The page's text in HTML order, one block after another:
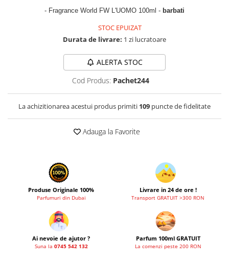
Cadouri pentru EL
Athoor Al Alam
Fragrance World
Frederic Patric
French Avenue
- Fragrance World FW L'UOMO 100ml - barbati
STOC EPUIZAT
Durata de livrare: 1 zi lucratoare
ALERTA STOC
Cod Produs: Pachet244
La achizitionarea acestui produs primiti 109 puncte de fidelitate
Adauga la Favorite
Produse Originale 100%
Parfumuri din Dubai
Livrare in 24 de ore !
Transport GRATUIT >300 RON
Ai nevoie de ajutor ?
Suna la 0745 542 132
Parfum 100ml GRATUIT
La comenzi peste 200 RON